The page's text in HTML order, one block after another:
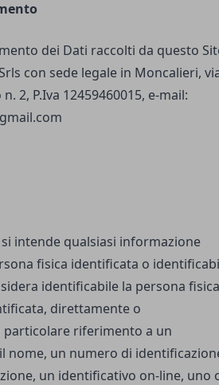
dei Dati raccolti da questo
con sede legale in Moncalieri,
2, P.Iva 12459460015, e-mail:
intende qualsiasi informazione
fisica identificata o
identificabile la persona fisica
direttamente o
riferimento a un
nome, un numero di
un identificativo on-line, uno